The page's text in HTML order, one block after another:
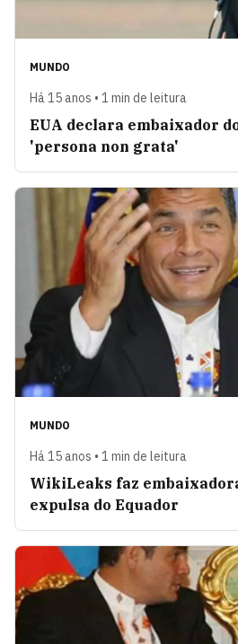
MUNDO
Há 15 anos • 1 min de leitura
EUA declara embaixador
'persona non grata'
MUNDO
Há 15 anos • 1 min de leitura
WikiLeaks faz
expulsa do Equador